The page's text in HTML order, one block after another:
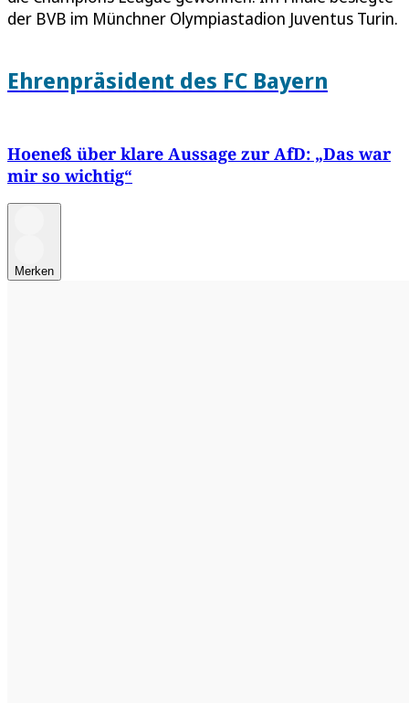
der BVB im Münchner Olympiastadion Juventus Turin.
Ehrenpräsident des FC Bayern
Hoeneß über klare Aussage zur AfD: „Das war
mir so wichtig“
Merken